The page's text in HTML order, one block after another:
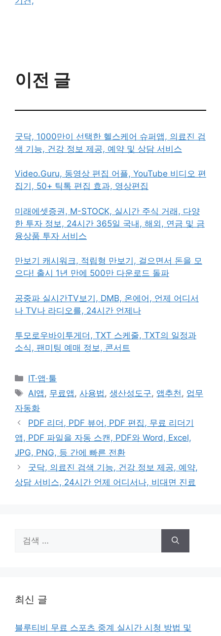
이전 글
굿닥, 1000만이 선택한 헬스케어 슈퍼앱, 의료진 검
색 기능, 건강 정보 제공, 예약 및 상담 서비스
Video.Guru, 동영상 편집 어플, YouTube 비디오 편
집기, 50+ 틱톡 편집 효과, 영상편집
미래에셋증권, M-STOCK, 실시간 주식 거래, 다양
한 투자 정보, 24시간 365일 국내, 해외, 연금 및 금
융상품 투자 서비스
만보기 캐시워크, 적립형 만보기, 걸으면서 돈을 모
으다! 출시 1년 만에 500만 다운로드 돌파
공중파 실시간TV보기, DMB, 온에어, 언제 어디서
나 TV나 라디오를, 24시간 언제나
투모로우바이투게더, TXT 스케줄, TXT의 일정과
소식, 팬미팅 예매 정보, 콘서트
카
테
리
IT·앱·툴
태
그
AI앱, 무료앱,사용법,생산성도구, 앱추천, 업무
자동화
PDF 리더, PDF 뷰어, PDF 편집, 무료 리더기
앱, PDF 파일을 자동 스캔, PDF와 Word, Excel,
JPG, PNG, 등 간에 빠른 전환
굿닥, 의료진 검색 기능, 건강 정보 제공, 예약,
상담 서비스, 24시간 언제 어디서나, 비대면 진료
색:
최신 글
블루티비 무료 스포츠 중계 실시간 시청 방법 및